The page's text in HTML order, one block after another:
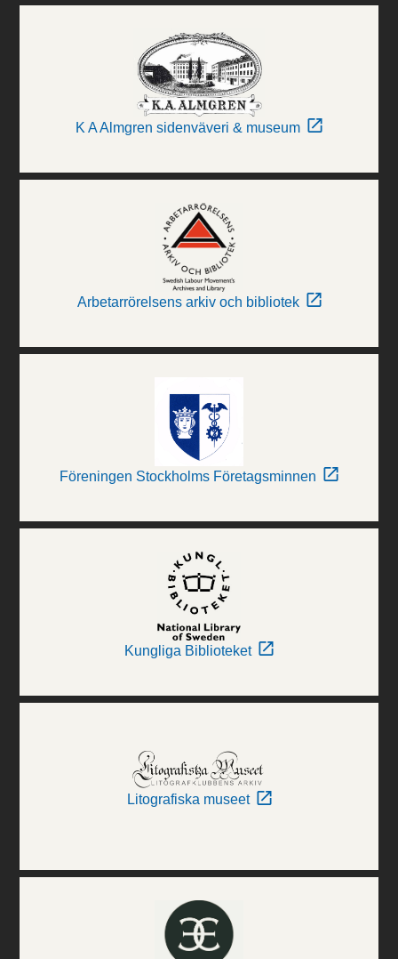
K A Almgren sidenväveri & museum
Arbetarrörelsens arkiv och bibliotek
Föreningen Stockholms Företagsminnen
Kungliga Biblioteket
Litografiska museet